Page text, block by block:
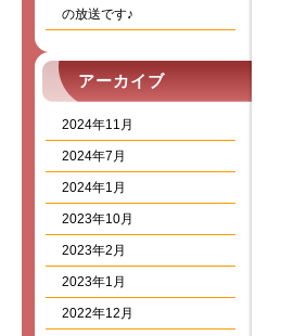
の放送です♪
アーカイブ
2024年11月
2024年7月
2024年1月
2023年10月
2023年2月
2023年1月
2022年12月